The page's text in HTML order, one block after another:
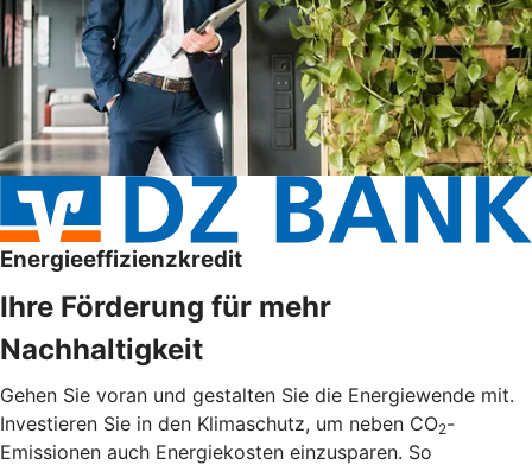
Energieeffizienzkredit
Ihre Förderung für mehr
Nachhaltigkeit
Gehen Sie voran und gestalten Sie die Energiewende mit.
Investieren Sie in den Klimaschutz, um neben CO2-
Emissionen auch Energiekosten einzusparen. So